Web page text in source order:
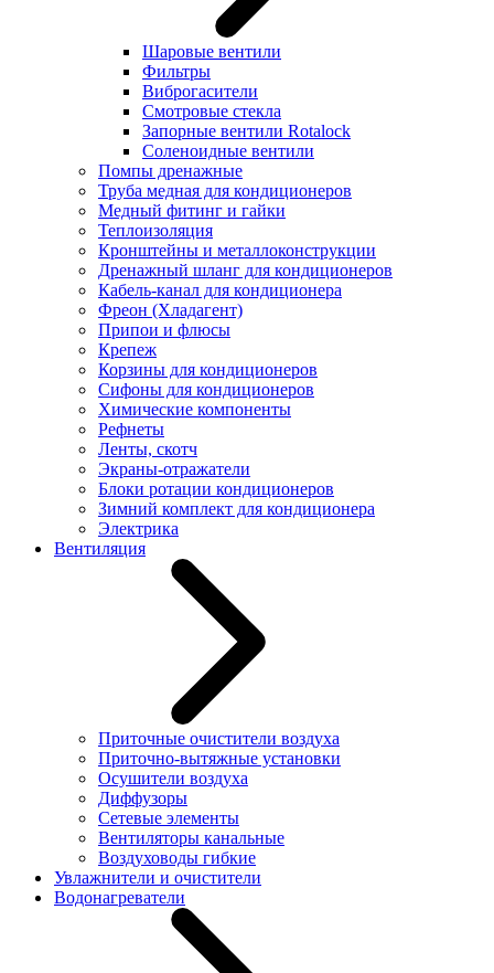
Шаровые вентили
Фильтры
Виброгасители
Смотровые стекла
Запорные вентили Rotalock
Соленоидные вентили
Помпы дренажные
Труба медная для кондиционеров
Медный фитинг и гайки
Теплоизоляция
Кронштейны и металлоконструкции
Дренажный шланг для кондиционеров
Кабель-канал для кондиционера
Фреон (Хладагент)
Припои и флюсы
Крепеж
Корзины для кондиционеров
Сифоны для кондиционеров
Химические компоненты
Рефнеты
Ленты, скотч
Экраны-отражатели
Блоки ротации кондиционеров
Зимний комплект для кондиционера
Электрика
Вентиляция
Приточные очистители воздуха
Приточно-вытяжные установки
Осушители воздуха
Диффузоры
Сетевые элементы
Вентиляторы канальные
Воздуховоды гибкие
Увлажнители и очистители
Водонагреватели